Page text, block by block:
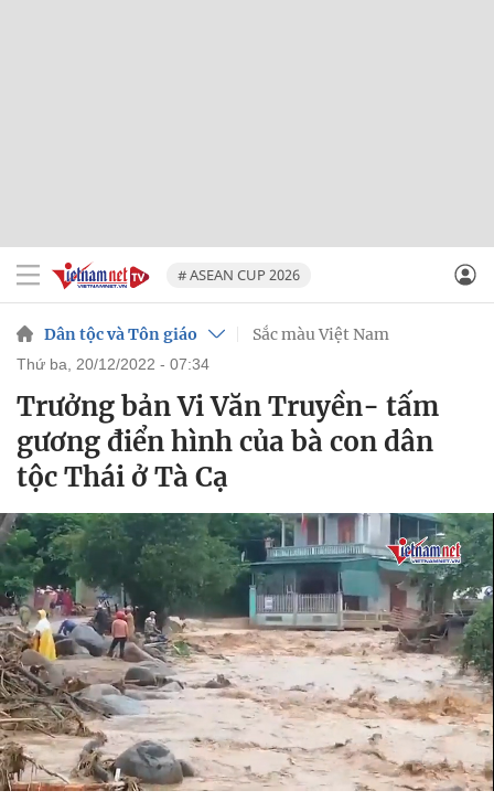
# ASEAN CUP 2026
Dân tộc và Tôn giáo Sắc màu Việt Nam
thứ ba, 20/12/2022 - 07:34
Trưởng bản Vi Văn Truyền- tấm
gương điển hình của bà con dân
tộc Thái ở Tà Cạ